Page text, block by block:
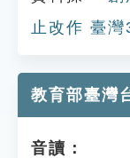
止改作 臺灣
教育部臺灣
音讀：